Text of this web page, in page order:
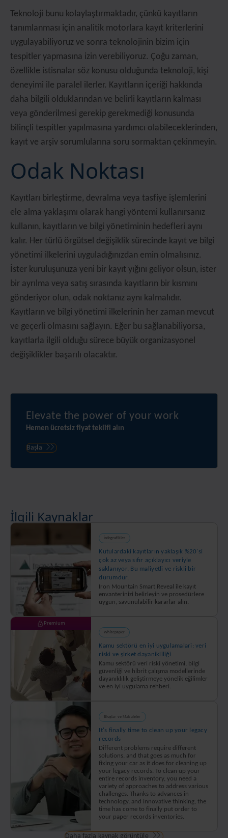
Teknoloji bunu kolaylaştırmaktadır, çünkü kayıtların
tanımlanması için analitik motorlara kayıt kriterlerini
uygulayabiliyoruz ve sonra teknolojinin bizim için
tespitler yapmasına izin verebiliyoruz. Çoğu zaman,
özellikle istisnalar söz konusu olduğunda teknoloji, kişi
deneyimi ile paralel ilerler. Kayıtların içeriği hakkında
daha bilgili olduklarından ve belirli kayıtların kalması
veya gönderilmesi gerekip gerekmediği konusunda
bilinçli tespitler yapılmasına yardımcı olabileceklerinden,
kayıt ve arşiv sorumlularına soru sormaktan çekinmeyin.
Odak Noktası
Kayıtları birleştirme, devralma veya tasfiye işlemlerini
ele alma yaklaşımı olarak hangi yöntemi kullanırsanız
kullanın, kayıtların ve bilgi yönetiminin hedefleri aynı
kalır. Her türlü örgütsel değişiklik sürecinde kayıt ve bilgi
yönetimi ilkelerini uyguladığınızdan emin olmalısınız.
İster kuruluşunuza yeni bir kayıt yığını geliyor olsun, ister
bir ayrılma veya satış sırasında kayıtların bir kısmını
gönderiyor olun, odak noktanız aynı kalmalıdır.
Kayıtların ve bilgi yönetimi ilkelerinin her zaman mevcut
ve geçerli olmasını sağlayın. Eğer bu sağlanabiliyorsa,
kayıtlarla ilgili olduğu sürece büyük organizasyonel
değişiklikler başarılı olacaktır.
Elevate the power of your work
Hemen ücretsiz fiyat teklifi alın
Başla
İlgili Kaynaklar
İnfografikler
Kutulardaki kayıtların yaklaşık %20'si
çok az veya sıfır açıklayıcı veriyle
saklanıyor. Bu maliyetli ve riskli bir
durumdur.
Iron Mountain Smart Reveal ile kayıt
envanterinizi belirleyin ve prosedürlere
uygun, savunulabilir kararlar alın.
Premium
Whitepaper
Kamu sektörü en iyi uygulamalari: veri
riski ve şirket dayanikliliği
Kamu sektörü veri riski yönetimi, bilgi
güvenliği ve hibrit çalışma modellerinde
dayanıklılık geliştirmeye yönelik eğilimler
ve en iyi uygulama rehberi.
Bloglar ve Makaleler
It's finally time to clean up your legacy
records
Different problems require different
solutions, and that goes as much for
fixing your car as it does for cleaning up
your legacy records. To clean up your
entire records inventory, you need a
variety of approaches to address various
challenges. Thanks to advances in
technology, and innovative thinking, the
time has come to finally put order to
your paper records inventories.
Daha fazla kaynak görüntüle